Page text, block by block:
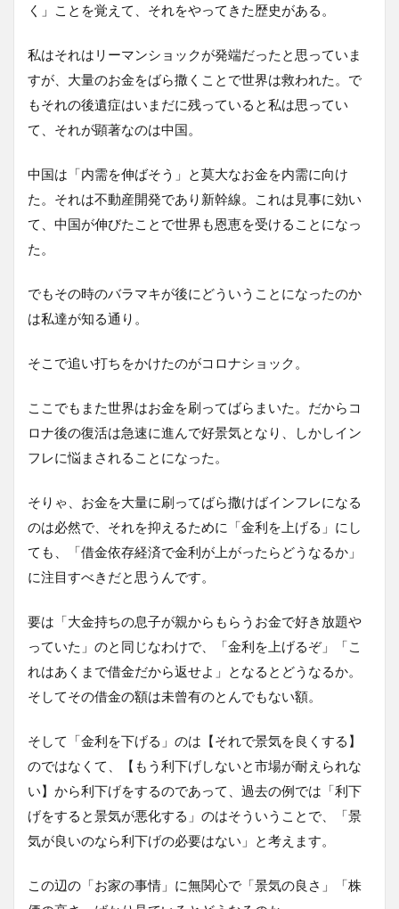
く」ことを覚えて、それをやってきた歴史がある。
私はそれはリーマンショックが発端だったと思っていま
すが、大量のお金をばら撒くことで世界は救われた。で
もそれの後遺症はいまだに残っていると私は思ってい
て、それが顕著なのは中国。
中国は「内需を伸ばそう」と莫大なお金を内需に向け
た。それは不動産開発であり新幹線。これは見事に効い
て、中国が伸びたことで世界も恩恵を受けることになっ
た。
でもその時のバラマキが後にどういうことになったのか
は私達が知る通り。
そこで追い打ちをかけたのがコロナショック。
ここでもまた世界はお金を刷ってばらまいた。だからコ
ロナ後の復活は急速に進んで好景気となり、しかしイン
フレに悩まされることになった。
そりゃ、お金を大量に刷ってばら撒けばインフレになる
のは必然で、それを抑えるために「金利を上げる」にし
ても、「借金依存経済で金利が上がったらどうなるか」
に注目すべきだと思うんです。
要は「大金持ちの息子が親からもらうお金で好き放題や
っていた」のと同じなわけで、「金利を上げるぞ」「こ
れはあくまで借金だから返せよ」となるとどうなるか。
そしてその借金の額は未曾有のとんでもない額。
そして「金利を下げる」のは【それで景気を良くする】
のではなくて、【もう利下げしないと市場が耐えられな
い】から利下げをするのであって、過去の例では「利下
げをすると景気が悪化する」のはそういうことで、「景
気が良いのなら利下げの必要はない」と考えます。
この辺の「お家の事情」に無関心で「景気の良さ」「株